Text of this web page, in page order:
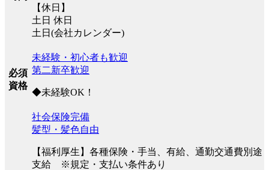
【休日】
土日 休日
土日(会社カレンダー)
必須
資格
未経験・初心者も歓迎
第二新卒歓迎
◆未経験OK！
社会保険完備
髪型・髪色自由
【福利厚生】各種保険・手当、有給、通勤交通費別途
支給 ※規定・支払い条件あり